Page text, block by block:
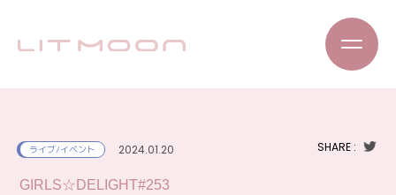
ライブ/イベント 2024.01.20 SHARE :
GIRLS☆DELIGHT#253